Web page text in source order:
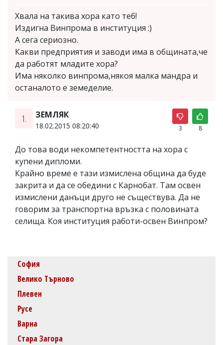
Хвала на такива хора като теб!
Издигна Винпрома в институция :)
А сега сериозно.
Какви предприятия и заводи има в общината,че
да работят младите хора?
Има няколко винпрома,някоя малка мандра и
останалото е земеделие.
1. ЗЕМЛЯК
18.02.2015 08:20:40 3 8
До това води некомпетентността на хора с
купени дипломи.
Крайно време е тази измислена община да буде
закрита и да се обедини с Карнобат. Там освен
измислени данъци друго не съществува. Да не
говорим за транспортна връзка с половината
селища. Коя институция работи-освен Винпром?
София
Велико Търново
Плевен
Русе
Варна
Стара Загора